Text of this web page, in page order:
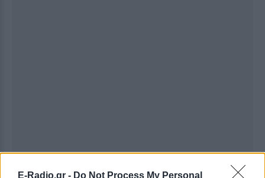
E-Radio.gr - Do Not Process My Personal